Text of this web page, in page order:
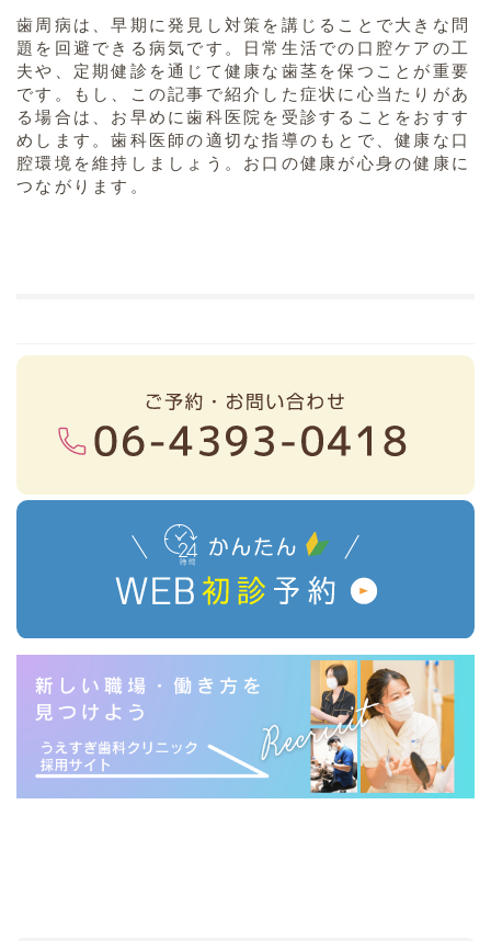
歯周病は、早期に発見し対策を講じることで大きな問
題を回避できる病気です。日常生活での口腔ケアの工
夫や、定期健診を通じて健康な歯茎を保つことが重要
です。もし、この記事で紹介した症状に心当たりがあ
る場合は、お早めに歯科医院を受診することをおすす
めします。歯科医師の適切な指導のもとで、健康な口
腔環境を維持しましょう。お口の健康が心身の健康に
つながります。